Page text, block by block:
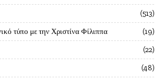
513
τύπο με την Χριστίνα Φίλιππα 19
22
48